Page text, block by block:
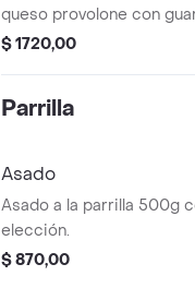
queso provolone
$ 1720,00
Parrilla
Asado
Asado a la parrilla 500g
elección.
$ 870,00